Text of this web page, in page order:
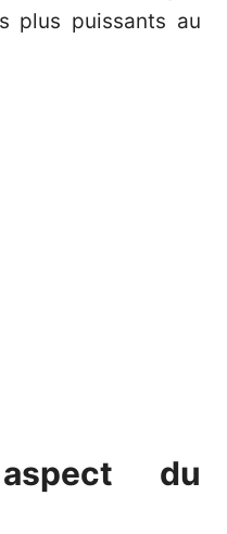
plus puissants au
du